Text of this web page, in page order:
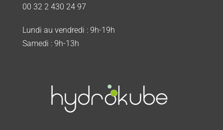
00 32 2 430 24 97
Lundi au vendredi : 9h-19h
Samedi : 9h-13h